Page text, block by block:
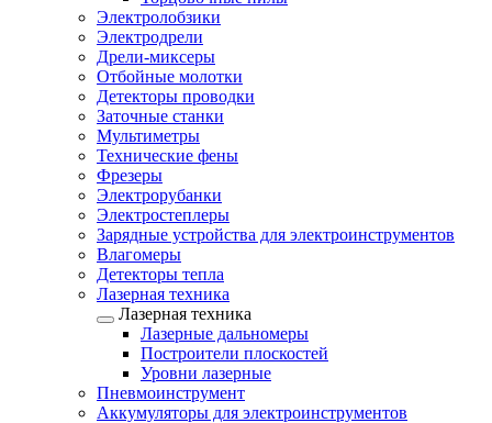
Электролобзики
Электродрели
Дрели-миксеры
Отбойные молотки
Детекторы проводки
Заточные станки
Мультиметры
Технические фены
Фрезеры
Электрорубанки
Электростеплеры
Зарядные устройства для электроинструментов
Влагомеры
Детекторы тепла
Лазерная техника
Лазерная техника
Лазерные дальномеры
Построители плоскостей
Уровни лазерные
Пневмоинструмент
Аккумуляторы для электроинструментов